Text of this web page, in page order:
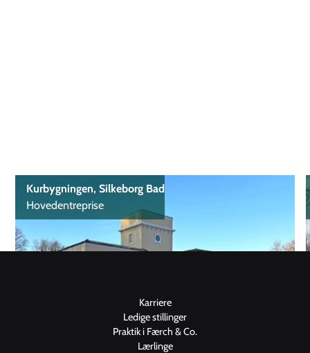
Kurbygningen, Silkeborg Bad
Hovedentreprise
Karriere
Ledige stillinger
Praktik i Færch & Co.
Lærlinge